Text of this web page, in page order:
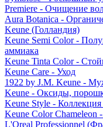
Premiere - Очищение
Aura Botanica -
Keune (Голландия)
Keune Semi Color -
аммиака
Keune Tinta Color -
Keune Care - Уход
1922 by J.M. Keune -
Keune - Оксиды,
Keune Style - Коллекция
Keune Color Chameleon
L'Oreal Professionnel